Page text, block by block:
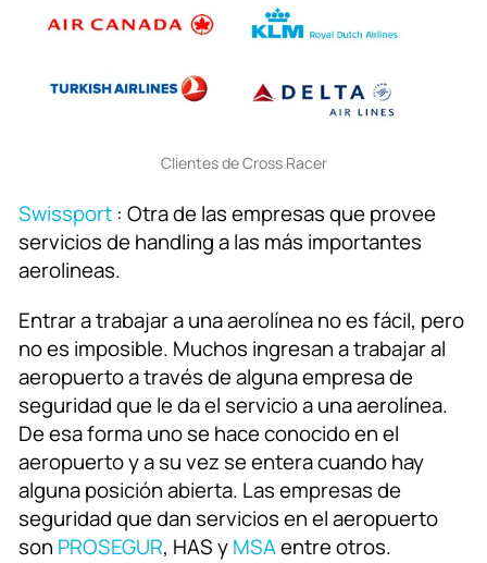
Clientes de Cross Racer
Swissport : Otra de las empresas que provee
servicios de handling a las más importantes
aerolineas.
Entrar a trabajar a una aerolínea no es fácil, pero
no es imposible. Muchos ingresan a trabajar al
aeropuerto a través de alguna empresa de
seguridad que le da el servicio a una aerolínea.
De esa forma uno se hace conocido en el
aeropuerto y a su vez se entera cuando hay
alguna posición abierta. Las empresas de
seguridad que dan servicios en el aeropuerto
son PROSEGUR, HAS yMSAentre otros.